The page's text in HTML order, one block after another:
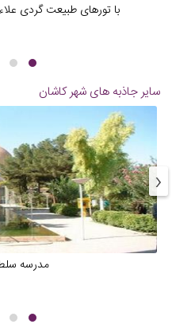
با تورهای طبیعت گردی
سایر جاذبه های شهرکاشان
مدرسه
‹